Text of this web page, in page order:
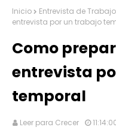
Inicio Entrevista de Trabajo
entrevista por un trabajo
Como
entrevista
temporal
Leer para Crecer